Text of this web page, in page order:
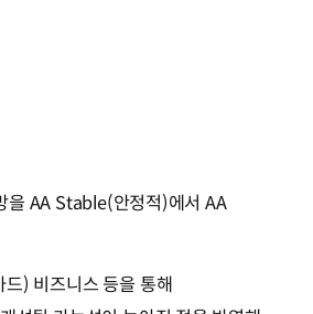
을 AA Stable(안정적)에서 AA
) 비즈니스 등을 통해